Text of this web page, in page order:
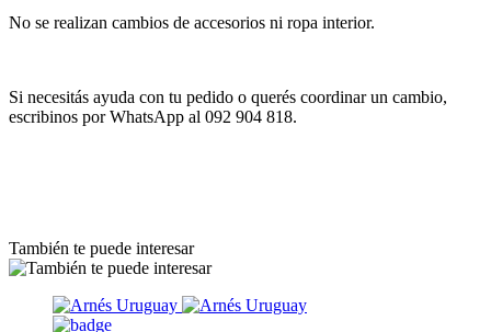
No se realizan cambios de accesorios ni ropa interior.
Si necesitás ayuda con tu pedido o querés coordinar un cambio,
escribinos por WhatsApp al 092 904 818.
También te puede interesar